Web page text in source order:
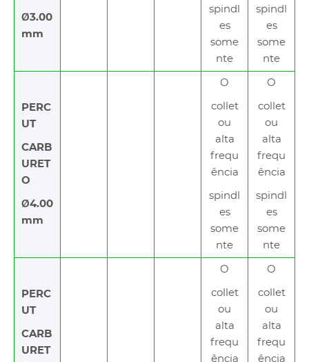
Ø3.00
mm
spindl
es
some
nte
spindl
es
some
nte
PERC
UT
CARB
URET
O
Ø4.00
mm
O
collet
ou
alta
frequ
ência
spindl
es
some
nte
O
collet
ou
alta
frequ
ência
spindl
es
some
nte
PERC
UT
CARB
URET
O
collet
ou
alta
frequ
ência
O
collet
ou
alta
frequ
ência